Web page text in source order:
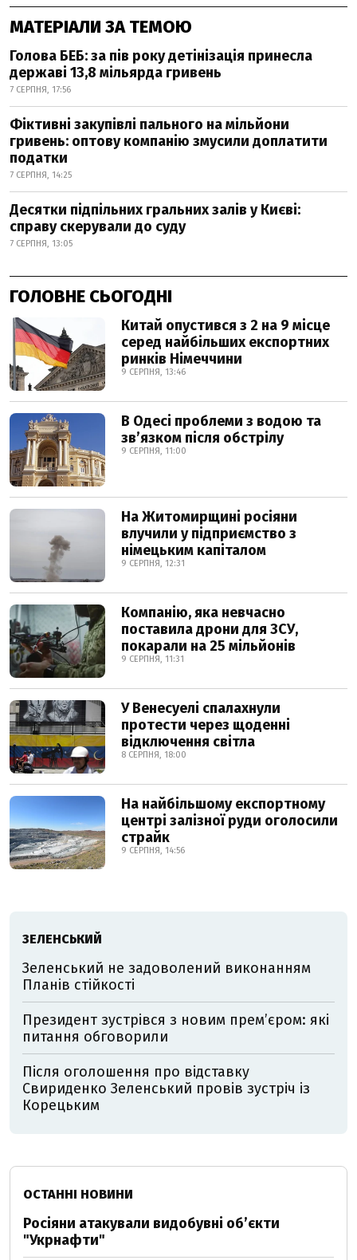
МАТЕРІАЛИ ЗА ТЕМОЮ
Голова БЕБ: за пів року детінізація принесла
державі 13,8 мільярда гривень
7 СЕРПНЯ, 17:56
Фіктивні закупівлі пального на мільйони
гривень: оптову компанію змусили доплатити
податки
7 СЕРПНЯ, 14:25
Десятки підпільних гральних залів у Києві:
справу скерували до суду
7 СЕРПНЯ, 13:05
ГОЛОВНЕ СЬОГОДНІ
Китай опустився з 2 на 9 місце
серед найбільших експортних
ринків Німеччини
9 СЕРПНЯ, 13:46
В Одесі проблеми з водою та
звʼязком після обстрілу
9 СЕРПНЯ, 11:00
На Житомирщині росіяни
влучили у підприємство з
німецьким капіталом
9 СЕРПНЯ, 12:31
Компанію, яка невчасно
поставила дрони для ЗСУ,
покарали на 25 мільйонів
9 СЕРПНЯ, 11:31
У Венесуелі спалахнули
протести через щоденні
відключення світла
8 СЕРПНЯ, 18:00
На найбільшому експортному
центрі залізної руди оголосили
страйк
9 СЕРПНЯ, 14:56
ЗЕЛЕНСЬКИЙ
Зеленський не задоволений виконанням
Планів стійкості
Президент зустрівся з новим прем’єром: які
питання обговорили
Після оголошення про відставку
Свириденко Зеленський провів зустріч із
Корецьким
ОСТАННІ НОВИНИ
Росіяни атакували видобувні обʼєкти
"Укрнафти"